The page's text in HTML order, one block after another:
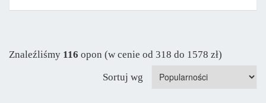
Znaleźliśmy 116 opon (w cenie od 318 do 1578 zł)
Sortuj wg